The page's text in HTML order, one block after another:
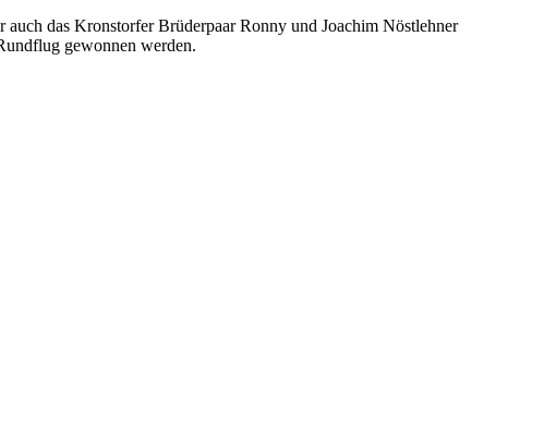
auch das Kronstorfer Brüderpaar Ronny und Joachim Nöstlehner
gewonnen werden.